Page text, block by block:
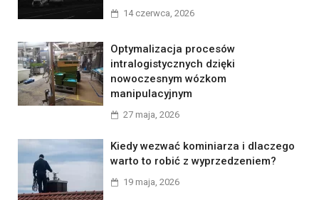
14 czerwca, 2026
Optymalizacja procesów
intralogistycznych dzięki
nowoczesnym wózkom
manipulacyjnym
27 maja, 2026
Kiedy wezwać kominiarza i dlaczego
warto to robić z wyprzedzeniem?
19 maja, 2026